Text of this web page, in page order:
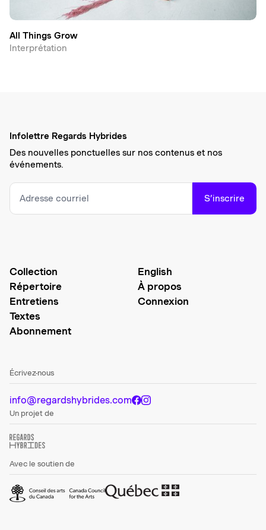
All Things Grow
Interprétation
Infolettre Regards Hybrides
Des nouvelles ponctuelles sur nos contenus et nos
événements.
S’inscrire
Collection
Répertoire
Entretiens
Textes
Abonnement
English
À propos
Connexion
Écrivez-nous
info@regardshybrides.com
Un projet de
Avec le soutien de